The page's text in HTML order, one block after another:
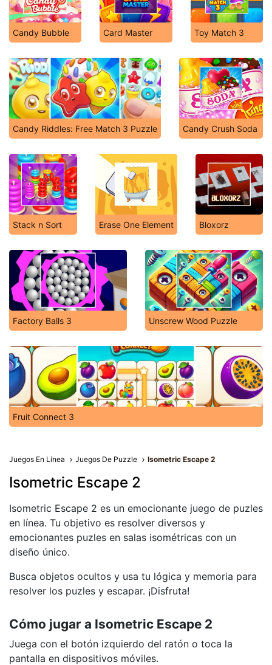
Candy Bubble Card Master Toy Match 3
Candy Riddles: Free Match 3 Puzzle Candy Crush Soda
Stack n Sort Erase One Element Bloxorz
Factory Balls 3 Unscrew Wood Puzzle
Fruit Connect 3
Juegos En Línea Juegos De Puzzle Isometric Escape 2
Isometric Escape 2
Isometric Escape 2 es un emocionante juego de puzles
en línea. Tu objetivo es resolver diversos y
emocionantes puzles en salas isométricas con un
diseño único.
Busca objetos ocultos y usa tu lógica y memoria para
resolver los puzles y escapar. ¡Disfruta!
Cómo jugar a Isometric Escape 2
Juega con el botón izquierdo del ratón o toca la
pantalla en dispositivos móviles.